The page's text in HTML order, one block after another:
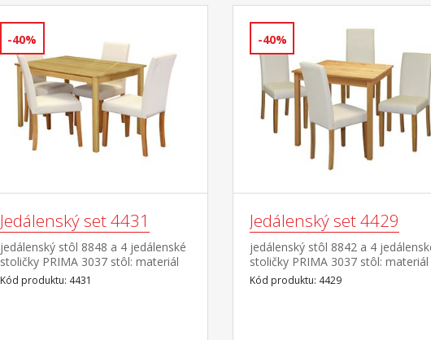
-40%
Jedálenský set 4431
jedálenský stôl 8848 a 4 jedálenské
stoličky PRIMA 3037 stôl: materiál
masív borovica, lakované
prevedenie stolička: nohy materiál
Kód produktu: 4431
-40%
Jedálenský set 4429
jedálenský stôl 8842 a 4
stoličky PRIMA 3037 stôl: materiál
masív borovica, lakované
prevedenie stolička: nohy materiál
Kód produktu: 4429